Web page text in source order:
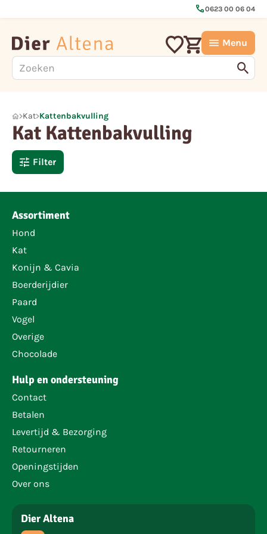
call0623 00 06 04
Menu
Kat Kattenbakvulling
Kat Kattenbakvulling
Filter
Assortiment
Hond
Kat
Konijn & Cavia
Boerderijdier
Paard
Vogel
Overige
Chocolade
Hulp en ondersteuning
Contact
Betalen
Levertijd & Bezorging
Retourneren
Openingstijden
Over ons
Dier Altena